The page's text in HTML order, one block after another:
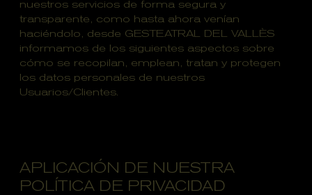
nuestros servicios de forma segura y
transparente, como hasta ahora venían
haciéndolo, desde GESTEATRAL DEL VALLÈS
informamos de los siguientes aspectos sobre
cómo se recopilan, emplean, tratan y protegen
los datos personales de nuestros
Usuarios/Clientes.
APLICACIÓN DE NUESTRA
POLÍTICA DE PRIVACIDAD